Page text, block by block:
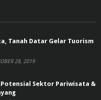
Tanah Datar Gelar Tuorism
28, 2019
Potensial Sektor Pariwisata &